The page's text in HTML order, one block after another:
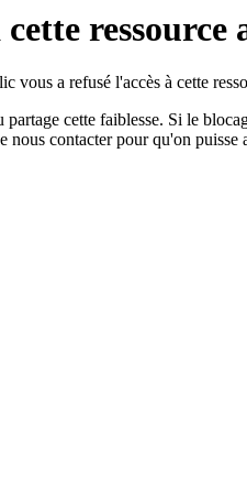
cette ressource
vous a refusé l'accès à cette
partage cette faiblesse. Si le
nous contacter pour qu'on puisse